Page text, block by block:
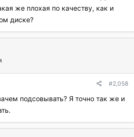
же плохая по качеству, как и
диске?
#2,058
подсовывать? Я точно так же и